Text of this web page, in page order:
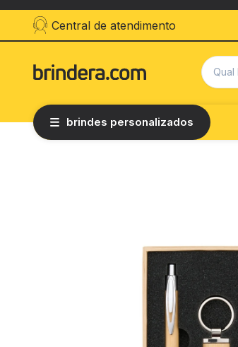
Central de atendimento
brindes personalizados